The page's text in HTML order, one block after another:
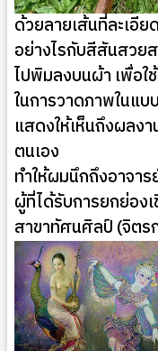
ด้วยลายเส้นที่ละเอี
อย่างไรกับสีสันสวย
ไปพิมลงบนผ้า เพื่อใ
ในการวาดภาพในแ
แสดงให้เห็นถึงผลง
ตนเอง
ทำให้ผมนึกถึงอาจา
ผู้ที่ได้รับการยกย่อง
สาขาทัศนศิลป์ (จิตร